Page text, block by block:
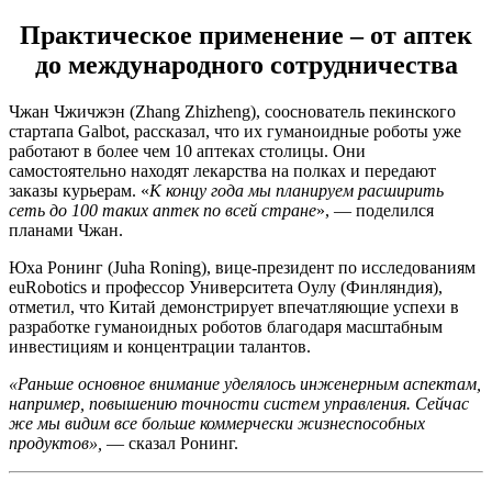
Практическое применение – от аптек
до международного сотрудничества
Чжан Чжичжэн (Zhang Zhizheng), сооснователь пекинского
стартапа Galbot, рассказал, что их гуманоидные роботы уже
работают в более чем 10 аптеках столицы. Они
самостоятельно находят лекарства на полках и передают
заказы курьерам. «К концу года мы планируем расширить
сеть до 100 таких аптек по всей стране», — поделился
планами Чжан.
Юха Ронинг (Juha Roning), вице-президент по исследованиям
euRobotics и профессор Университета Оулу (Финляндия),
отметил, что Китай демонстрирует впечатляющие успехи в
разработке гуманоидных роботов благодаря масштабным
инвестициям и концентрации талантов.
«Раньше основное внимание уделялось инженерным аспектам,
например, повышению точности систем управления. Сейчас
же мы видим все больше коммерчески жизнеспособных
продуктов», — сказал Ронинг.